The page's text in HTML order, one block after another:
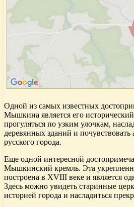
Одной из самых известных
Мышкина является его
прогуляться по узким улочкам,
деревянных зданий и почувствовать
русского города.
Еще одной интересной
Мышкинский кремль. Эта
построена в XVIII веке и является
Здесь можно увидеть старинные
историей города и насладиться